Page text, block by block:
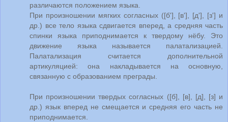
различаются положением языка.
При произношении мягких согласных ([б'], [в'], [д'], [з'] и
др.) все тело языка сдвигается вперед, а средняя часть
спинки языка приподнимается к твердому нёбу. Это
движение языка называется палатализацией.
Палатализация считается дополнительной
артикуляцией: она накладывается на основную,
связанную с образованием преграды.
При произношении твердых согласных ([б], [в], [д], [з] и
др.) язык вперед не смещается и средняя его часть не
приподнимается.